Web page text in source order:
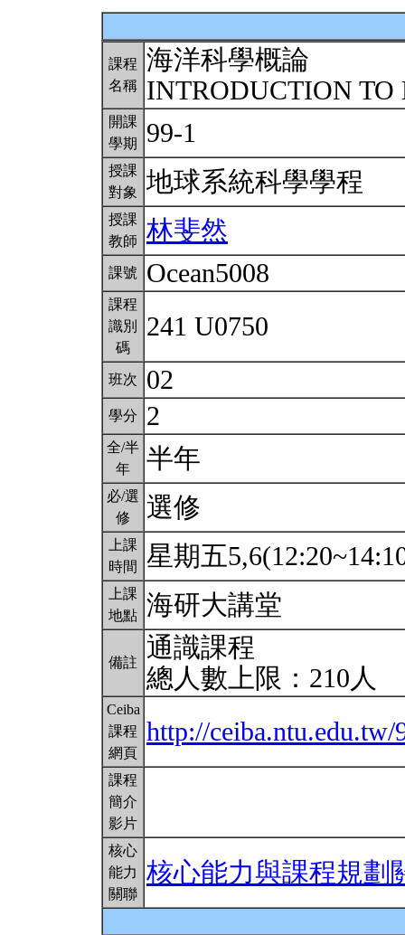
課程
名稱
海洋科學概論
INTRODUCTION
開課
學期
99-1
授課
對象
地球系統科學學程
授課
教師
林斐然
課號 Ocean5008
課程
識別
碼
241 U0750
班次 02
學分 2
全/半
年
半年
必/選
修
選修
上課
時間
星期五
上課
地點 海研大講堂
備註
通識課程
總人數上限：210人
Ceiba
課程
網頁
http://ceiba.ntu.edu.tw/
課程
簡介
影片
核心
能力
關聯
核心能力與課程規劃